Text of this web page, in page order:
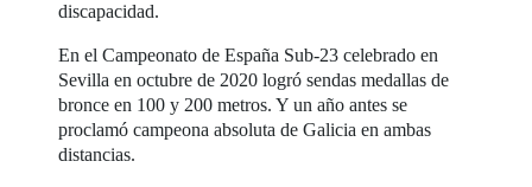
discapacidad.
En el Campeonato de España Sub-23 celebrado en
Sevilla en octubre de 2020 logró sendas medallas de
bronce en 100 y 200 metros. Y un año antes se
proclamó campeona absoluta de Galicia en ambas
distancias.